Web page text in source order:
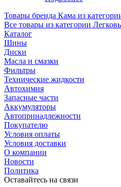
Товары бренда Кама из
Все товары из категории
Каталог
Шины
Диски
Масла и смазки
Фильтры
Технические жидкости
Автохимия
Запасные части
Аккумуляторы
Автопринадлежности
Покупателю
Условия оплаты
Условия доставки
О компании
Новости
Политика
Оставайтесь на связи